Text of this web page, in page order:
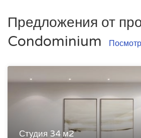
Предложения от
Condominium
Студия 34 м2